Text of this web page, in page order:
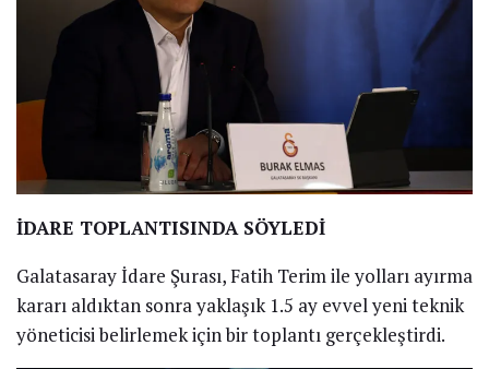
İDARE TOPLANTISINDA SÖYLEDİ
Galatasaray İdare Şurası, Fatih Terim ile yolları ayırma
kararı aldıktan sonra yaklaşık 1.5 ay evvel yeni teknik
yöneticisi belirlemek için bir toplantı gerçekleştirdi.